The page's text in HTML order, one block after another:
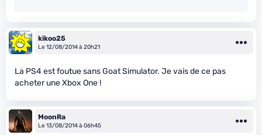
kikoo25
Le 12/08/2014 à 20h21
La PS4 est foutue sans Goat Simulator. Je vais de ce pas
acheter une Xbox One !
MoonRa
Le 13/08/2014 à 06h45